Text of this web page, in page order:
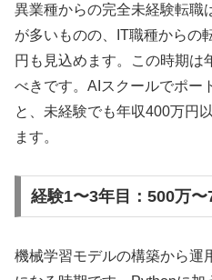
異業種からの完全未経験転職
が多いものの、IT職種からの
円も見込めます。この時期は
べきです。AIスクールでポー
と、未経験でも年収400万円
ます。
経験1〜3年目：500万〜
機械学習モデルの構築から運